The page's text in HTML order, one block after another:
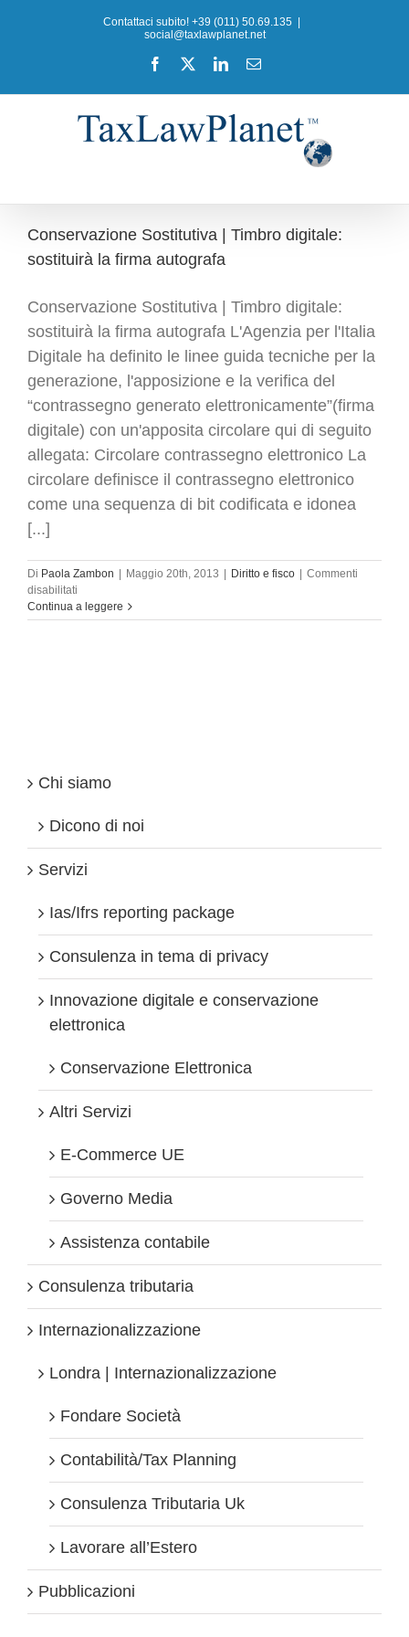
Contattaci subito! +39 (011) 50.69.135
social@taxlawplanet.net
Facebook LinkedInEmail
Conservazione Sostitutiva | Timbro digitale:
sostituirà la firma autografa
Conservazione Sostitutiva | Timbro digitale:
sostituirà la firma autografa L'Agenzia per l'Italia
Digitale ha definito le linee guida tecniche per la
generazione, l'apposizione e la verifica del
“contrassegno generato elettronicamente”(firma
digitale) con un'apposita circolare qui di seguito
allegata: Circolare contrassegno elettronico La
circolare definisce il contrassegno elettronico
come una sequenza di bit codificata e idonea
[...]
Di Paola Zambon Maggio 20th, 2013 Diritto e fisco
Commenti
disabilitati
Conservazione
Sostitutiva
Continua a leggere
Chi siamo
Dicono di noi
Servizi
Ias/Ifrs reporting package
Consulenza in tema di privacy
Innovazione digitale e conservazione
elettronica
Conservazione Elettronica
Altri Servizi
E-Commerce UE
Governo Media
Assistenza contabile
Consulenza tributaria
Internazionalizzazione
Londra | Internazionalizzazione
Fondare Società
Contabilità/Tax Planning
Consulenza Tributaria Uk
Lavorare all’Estero
Pubblicazioni